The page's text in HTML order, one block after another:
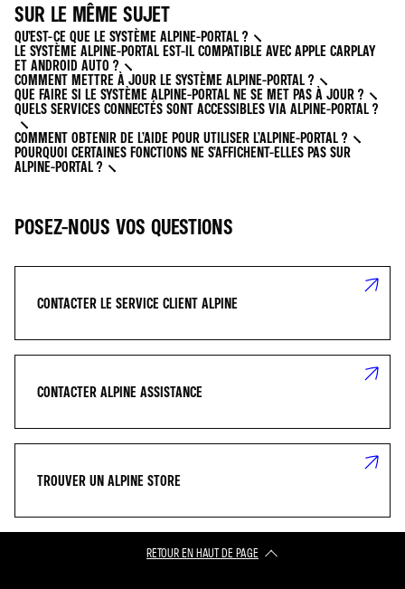
SUR LE MÊME SUJET
QU’EST-CE QUE LE SYSTÈME ALPINE-PORTAL ?
LE SYSTÈME ALPINE-PORTAL EST-IL COMPATIBLE AVEC APPLE CARPLAY
ET ANDROID AUTO ?
COMMENT METTRE À JOUR LE SYSTÈME ALPINE-PORTAL ?
QUE FAIRE SI LE SYSTÈME ALPINE-PORTAL NE SE MET PAS À JOUR ?
QUELS SERVICES CONNECTÉS SONT ACCESSIBLES VIA ALPINE-PORTAL ?
COMMENT OBTENIR DE L’AIDE POUR UTILISER L’ALPINE-PORTAL ?
POURQUOI CERTAINES FONCTIONS NE S’AFFICHENT-ELLES PAS SUR
ALPINE-PORTAL ?
POSEZ-NOUS VOS QUESTIONS
CONTACTER LE SERVICE CLIENT ALPINE
CONTACTER ALPINE ASSISTANCE
TROUVER UN ALPINE STORE
RETOUR EN HAUT DE PAGE​